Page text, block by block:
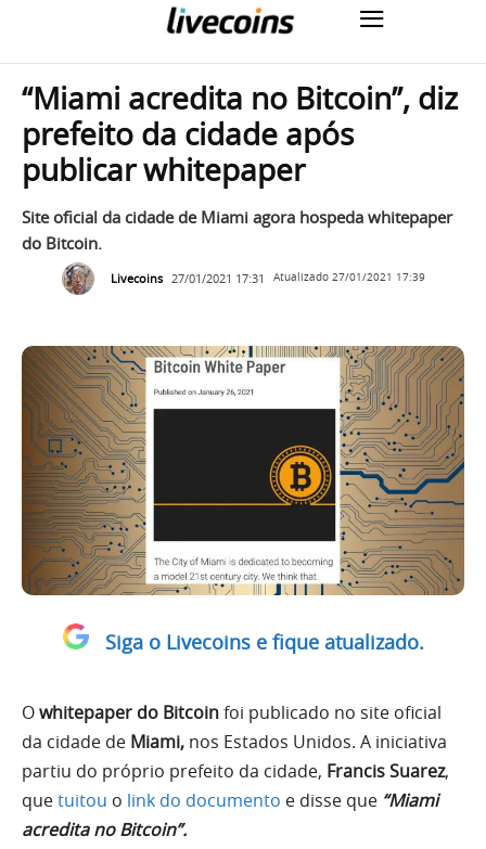
“Miami acredita no Bitcoin”, diz
prefeito da cidade após
publicar whitepaper
Site oficial da cidade de Miami agora hospeda whitepaper
do Bitcoin.
Livecoins 27/01/2021 17:31 Atualizado 27/01/2021 17:39
Siga o Livecoins e fique atualizado.
Owhitepaper do Bitcoinfoi publicado no site oficial
da cidade de Miami, nos Estados Unidos. A iniciativa
partiu do próprio prefeito da cidade, Francis Suarez,
quetuitou o link do documento e disse que “Miami
acredita no Bitcoin”.